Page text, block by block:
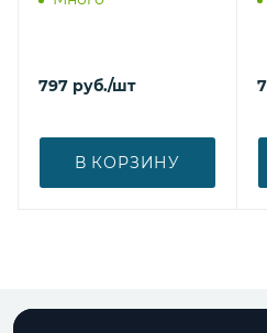
797 руб./шт
В КОРЗИНУ